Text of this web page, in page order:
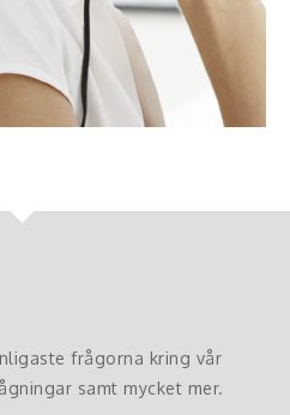
frågorna kring vår
samt mycket mer.